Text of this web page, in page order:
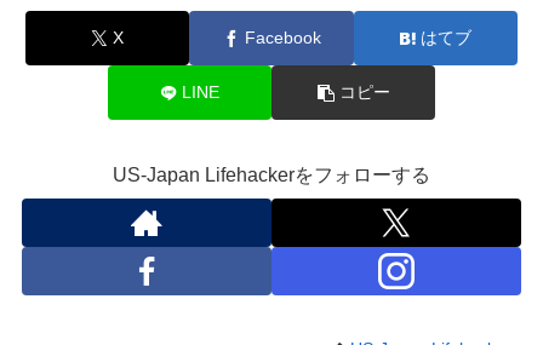
X Facebook はてブ
LINE コピー
US-Japan Lifehackerをフォローする